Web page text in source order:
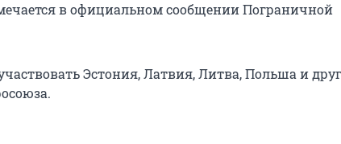
в официальном сообщении Пограничной
Эстония, Латвия, Литва, Польша и